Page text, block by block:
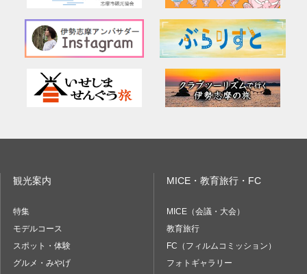
観光案内
特集
モデルコース
スポット・体験
グルメ・みやげ
MICE・教育旅行・FC
MICE（会議・大会）
教育旅行
FC（フィルムコミッション）
フォトギャラリー